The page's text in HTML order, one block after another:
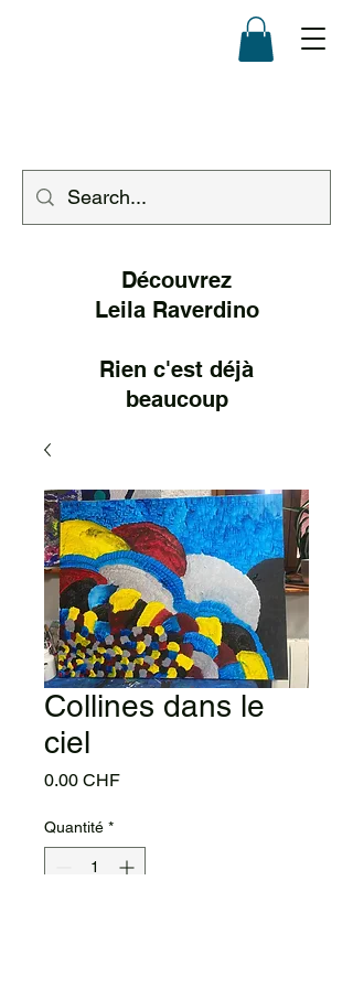
Découvrez
Leila Raverdino
Rien c'est déjà
beaucoup
Collines dans le
ciel
0.00 CHFPrix
Quantité *